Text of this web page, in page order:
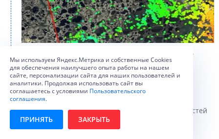
Распределение постоянных рассеивателей на
территории месторождения (фрагмент)
Используя результаты интерфероместрической
обработки составлена карта среднегодовых скоростей
смещения;
Мы используем Яндекс.Метрика и собственные Сookies
для обеспечения наилучшего опыта работы на нашем
сайте, персонализации сайта для наших пользователей и
аналитики. Продолжая использовать сайт вы
соглашаетесь с условиями Пользовательского
соглашения.
ПРИНЯТЬ ЗАКРЫТЬ